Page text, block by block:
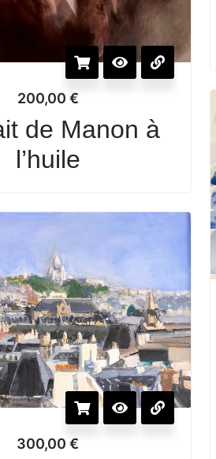
200,00 €
de Manon à
l’huile
300,00€